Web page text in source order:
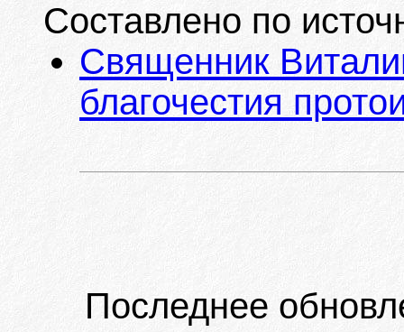
Составлено по
Священник
благочестия
Последнее